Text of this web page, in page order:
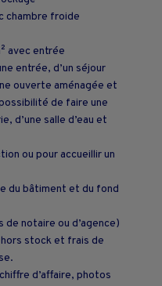
chambre froide
avec entrée
entrée, d’un séjour
ouverte aménagée et
de faire une
d’une salle d’eau et
ou pour accueillir un
du bâtiment et du fond
notaire ou d’agence)
stock et frais de
d’affaire, photos